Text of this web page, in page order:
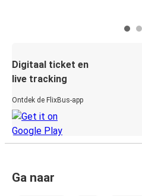
Digitaal ticket en
live tracking
Ontdek de FlixBus-app
Ga naar